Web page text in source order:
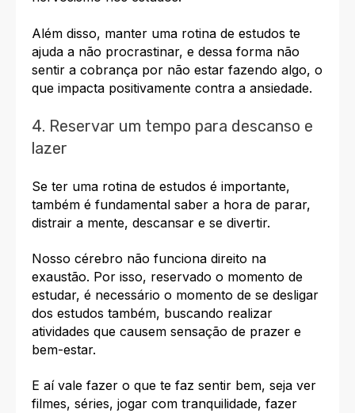
Além disso, manter uma rotina de estudos te
ajuda a não procrastinar, e dessa forma não
sentir a cobrança por não estar fazendo algo, o
que impacta positivamente contra a ansiedade.
4. Reservar um tempo para descanso e
lazer
Se ter uma rotina de estudos é importante,
também é fundamental saber a hora de parar,
distrair a mente, descansar e se divertir.
Nosso cérebro não funciona direito na
exaustão. Por isso, reservado o momento de
estudar, é necessário o momento de se desligar
dos estudos também, buscando realizar
atividades que causem sensação de prazer e
bem-estar.
E aí vale fazer o que te faz sentir bem, seja ver
filmes, séries, jogar com tranquilidade, fazer